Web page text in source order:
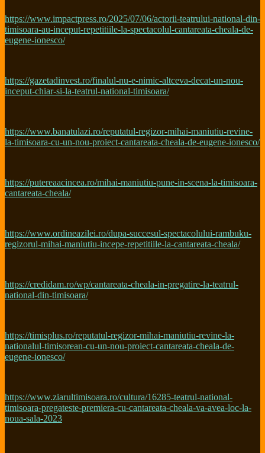
https://www.impactpress.ro/2025/07/06/actorii-teatrului-national-din-
timisoara-au-inceput-repetitiile-la-spectacolul-cantareata-cheala-de-
eugene-ionesco/
https://gazetadinvest.ro/finalul-nu-e-nimic-altceva-decat-un-nou-
inceput-chiar-si-la-teatrul-national-timisoara/
https://www.banatulazi.ro/reputatul-regizor-mihai-maniutiu-revine-
la-timisoara-cu-un-nou-proiect-cantareata-cheala-de-eugene-ionesco/
https://putereaacincea.ro/mihai-maniutiu-pune-in-scena-la-timisoara-
cantareata-cheala/
https://www.ordineazilei.ro/dupa-succesul-spectacolului-rambuku-
regizorul-mihai-maniutiu-incepe-repetitiile-la-cantareata-cheala/
https://credidam.ro/wp/cantareata-cheala-in-pregatire-la-teatrul-
national-din-timisoara/
https://timisplus.ro/reputatul-regizor-mihai-maniutiu-revine-la-
nationalul-timisorean-cu-un-nou-proiect-cantareata-cheala-de-
eugene-ionesco/
https://www.ziarultimisoara.ro/cultura/16285-teatrul-national-
timisoara-pregateste-premiera-cu-cantareata-cheala-va-avea-loc-la-
noua-sala-2023